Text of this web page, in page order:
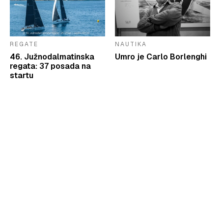
REGATE
46. Južnodalmatinska
regata: 37 posada na
startu
NAUTIKA
Umro je Carlo Borlenghi